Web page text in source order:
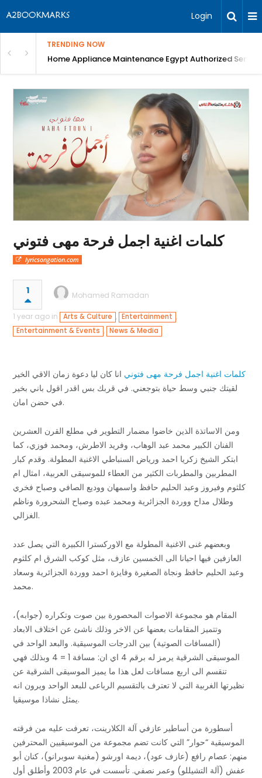
Login
TRENDING NOW
CT Scan, blood tests, Digital X-Ray, Best Dental ...
Home Appliance Maintenance Egypt Authorized
كلمات اغنية اجمل فرحة مهى فتوني
lyricsongation.com
1 Mohamed Ramadan
1 year ago in Arts & Culture , Entertainment ,
Entertainment & Events , News & Media
كلمات اغنية اجمل فرحة مهى فتوني انا كان ليا دعوة زمان الاقي الخير
لقيتك جنبي وسط حياة بتوجعني. في قربك بس اقدر اقول باني بخير
في حضن امان.
ومن الاساتذة الذين خاضوا مضمار التطوير في مطلع القرن العشرين
الفنان الكبير محمد عبد الوهاب، وفريد الاطرش، ومحمد فوزي، كما
ابتكر الشيخ زكريا احمد ورياض السنباطي الاغنية المطولة. وقدم كبار
المطربين والمطربات الكثير من العطاء للموسيقى العربية، امثال ام
كلثوم وفيروز وعبد الحليم حافظ واسمهان ووديع الصافي وصباح فخري
وطلال مداح ووردة الجزائرية ومحمد عبده وصباح الشحرورة وناظم
الغزالي.
وبعضهم غنى الاغنية المطولة مع الاوركسترا الكبيرة التي يصل عدد
العازفين فيها احيانا الى الخمسين عازف، مثل كوكب الشرق ام كلثوم
وعبد الحليم حافظ ونجاة الصغيرة وفايزة احمد ووردة الجزائرية وسعاد
محمد.
المقام هو مجموعة الاصوات المحصورة بين صوت وتكراره (جوابه)،
وتتميز المقامات بعضها عن الاخر وذلك ناشئ عن اختلاف الابعاد
(المسافات الصوتية) بين الدرجات الموسيقية. والبعد الواحد في
الموسيقى الشرقية يرمز له برقم 4 اي ان: مسافة 1 = 4 وبذلك فهي
تنقسم الى اربع مسافات لعل هذا ما يميز الموسيقى الشرقية عن
نظيرتها الغربية التي لا تعترف بالتقسيم الرباعى للبعد الواحد ويرون انه
يمثل نشاذا موسيقيا.
أسطورة من أساطير عازفي آلة الكلارينت، تعرفت عليه من فرقته
الموسيقية “حوار” التي كانت تضم مجموعة من الموسيقيين المحترفين
منهم: عصام رافع (عازف عود)، ديمة اورشو (مغنية سوبرانو)، كنان أبو
عفش (آلة التشيللو) وعمر نصفي. تأسست في عام 2003 وأطلق أول